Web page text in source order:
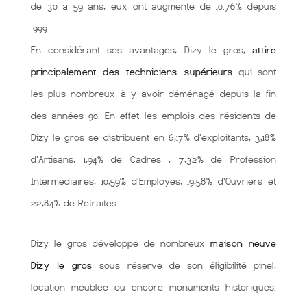
de 30 à 59 ans, eux ont augmenté de 10.76% depuis
1999.
En considérant ses avantages, Dizy le gros, attire
principalement des techniciens supérieurs qui sont
les plus nombreux à y avoir déménagé depuis la fin
des années 90. En effet les emplois des résidents de
Dizy le gros se distribuent en 6,17% d'exploitants, 3,18%
d'Artisans, 1,94% de Cadres , 7,32% de Profession
Intermédiaires, 10,59% d'Employés, 19,58% d'Ouvriers et
22,84% de Retraités.
Dizy le gros développe de nombreux maison neuve
Dizy le gros sous réserve de son éligibilité pinel,
location meublée ou encore monuments historiques.